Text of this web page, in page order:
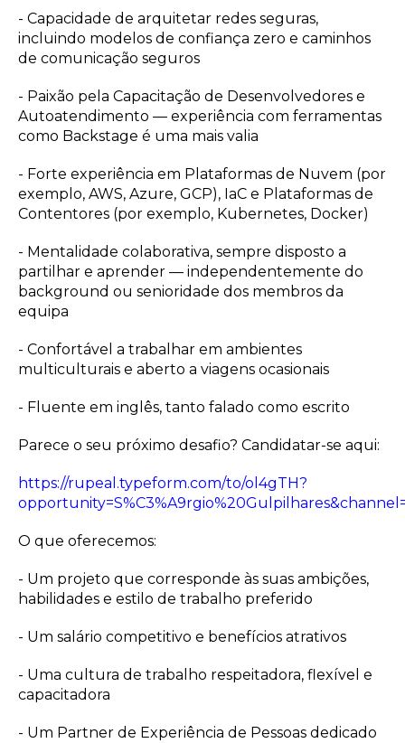
- Capacidade de arquitetar redes seguras,
incluindo modelos de confiança zero e caminhos
de comunicação seguros
- Paixão pela Capacitação de Desenvolvedores e
Autoatendimento — experiência com ferramentas
como Backstage é uma mais valia
- Forte experiência em Plataformas de Nuvem (por
exemplo, AWS, Azure, GCP), IaC e Plataformas de
Contentores (por exemplo, Kubernetes, Docker)
- Mentalidade colaborativa, sempre disposto a
partilhar e aprender — independentemente do
background ou senioridade dos membros da
equipa
- Confortável a trabalhar em ambientes
multiculturais e aberto a viagens ocasionais
- Fluente em inglês, tanto falado como escrito
Parece o seu próximo desafio? Candidatar-se aqui:
https://rupeal.typeform.com/to/ol4gTH?
O que oferecemos:
- Um projeto que corresponde às suas ambições,
habilidades e estilo de trabalho preferido
- Um salário competitivo e benefícios atrativos
- Uma cultura de trabalho respeitadora, flexível e
capacitadora
- Um Partner de Experiência de Pessoas dedicado